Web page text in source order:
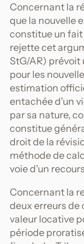
Concernant la
que la nouvelle
constitue un
rejette cet
StG/AR)
pour les
estimation
entachée d'un
par sa nature,
constitue
droit de la
méthode de
voie d'un
Concernant la
deux erreurs de
valeur locative
période